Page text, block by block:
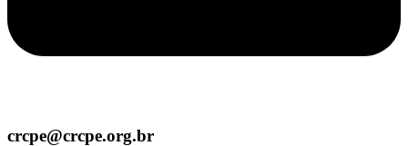
crcpe@crcpe.org.br